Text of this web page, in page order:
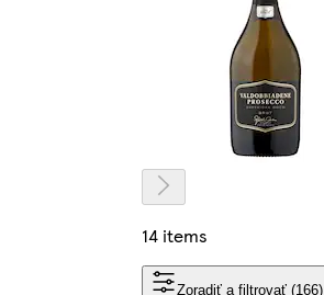
14 items
Zoradiť a filtrovať (166)